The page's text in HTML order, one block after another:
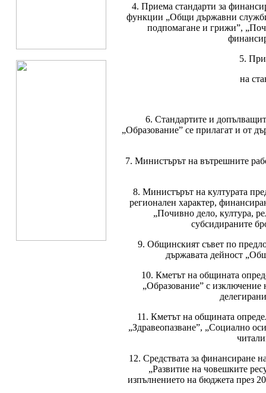
4. Приема стандарти за
функции „Общи държавни
подпомагане и грижи”,
5.
на
6. Стандартите и
„Образование” се прилагат и от
7. Министърът на вътрешните
8. Министърът на културата
регионален характер,
„Почивно дело, култура,
субсидираните
9. Общинският съвет по
държавата дейност
10. Кметът на общината
„Образование” с изключение
11. Кметът на общината
„Здравеопазване”, „Социално
12. Средствата за финансиране
„Развитие на човешките
изпълнението на бюджета през